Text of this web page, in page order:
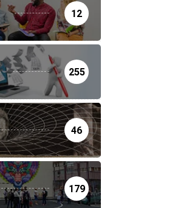
12
255
46
179